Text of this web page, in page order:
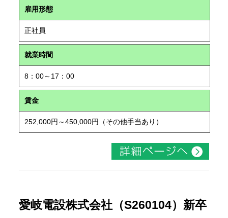
雇用形態
正社員
就業時間
8：00～17：00
賃金
252,000円～450,000円（その他手当あり）
愛岐電設株式会社（S260104）新卒